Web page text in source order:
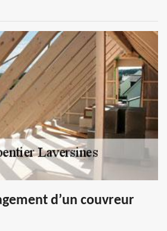
d’un couvreur